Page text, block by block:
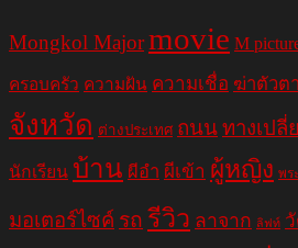
Mongkol Majormovie M
ครอบครัว ความฝัน ความเชื่อ ฆ่าตัวต
จังหวัด ต่างประเทศ ถนนทางเปลี่
นักเรียน บ้าน ผีอำ ผีเข้า ผู้หญิง พระ
มอเตอร์ไซค์ รถ รีวิว ลาจาก ลิฟท์